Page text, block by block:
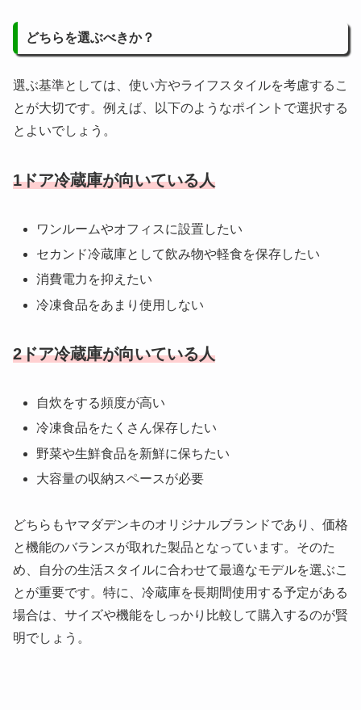
どちらを選ぶべきか？
選ぶ基準としては、使い方やライフスタイルを考慮するこ
とが大切です。例えば、以下のようなポイントで選択する
とよいでしょう。
1ドア冷蔵庫が向いている人
ワンルームやオフィスに設置したい
セカンド冷蔵庫として飲み物や軽食を保存したい
消費電力を抑えたい
冷凍食品をあまり使用しない
2ドア冷蔵庫が向いている人
自炊をする頻度が高い
冷凍食品をたくさん保存したい
野菜や生鮮食品を新鮮に保ちたい
大容量の収納スペースが必要
どちらもヤマダデンキのオリジナルブランドであり、価格
と機能のバランスが取れた製品となっています。そのた
め、自分の生活スタイルに合わせて最適なモデルを選ぶこ
とが重要です。特に、冷蔵庫を長期間使用する予定がある
場合は、サイズや機能をしっかり比較して購入するのが賢
明でしょう。